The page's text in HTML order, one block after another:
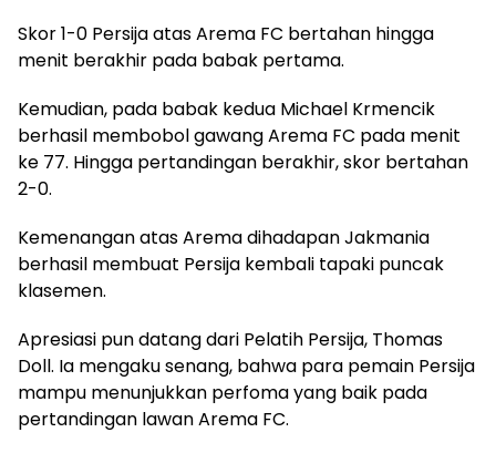
Skor 1-0 Persija atas Arema FC bertahan hingga
menit berakhir pada babak pertama.
Kemudian, pada babak kedua Michael Krmencik
berhasil membobol gawang Arema FC pada menit
ke 77. Hingga pertandingan berakhir, skor bertahan
2-0.
Kemenangan atas Arema dihadapan Jakmania
berhasil membuat Persija kembali tapaki puncak
klasemen.
Apresiasi pun datang dari Pelatih Persija, Thomas
Doll. Ia mengaku senang, bahwa para pemain Persija
mampu menunjukkan perfoma yang baik pada
pertandingan lawan Arema FC.